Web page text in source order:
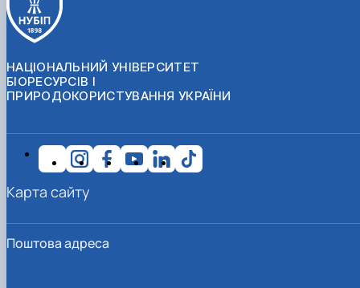
НАЦІОНАЛЬНИЙ УНІВЕРСИТЕТ
БІОРЕСУРСІВ І
ПРИРОДОКОРИСТУВАННЯ УКРАЇНИ
Поштова адреса
Карта сайту